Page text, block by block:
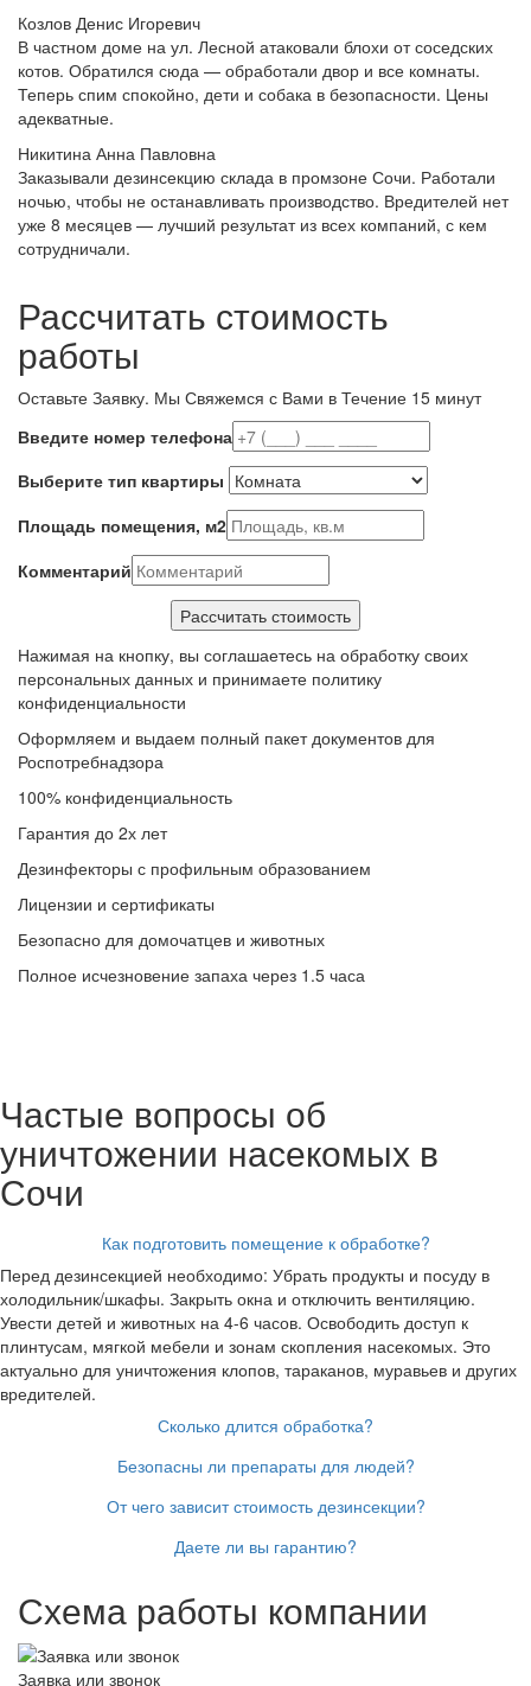
Козлов Денис Игоревич
В частном доме на ул. Лесной атаковали блохи от соседских
котов. Обратился сюда — обработали двор и все комнаты.
Теперь спим спокойно, дети и собака в безопасности. Цены
адекватные.
Никитина Анна Павловна
Заказывали дезинсекцию склада в промзоне Сочи. Работали
ночью, чтобы не останавливать производство. Вредителей нет
уже 8 месяцев — лучший результат из всех компаний, с кем
сотрудничали.
Рассчитать стоимость
работы
Оставьте Заявку. Мы Свяжемся с Вами в Течение 15 минут
Введите номер телефона
Выберите тип квартиры
Площадь помещения, м2
Комментарий
Нажимая на кнопку, вы соглашаетесь на обработку своих
персональных данных и принимаете политику
конфиденциальности
Оформляем и выдаем полный пакет документов для
Роспотребнадзора
100% конфиденциальность
Гарантия до 2х лет
Дезинфекторы с профильным образованием
Лицензии и сертификаты
Безопасно для домочатцев и животных
Полное исчезновение запаха через 1.5 часа
Частые вопросы об
уничтожении насекомых в
Сочи
Как подготовить помещение к обработке?
Перед дезинсекцией необходимо: Убрать продукты и посуду в
холодильник/шкафы. Закрыть окна и отключить вентиляцию.
Увести детей и животных на 4-6 часов. Освободить доступ к
плинтусам, мягкой мебели и зонам скопления насекомых. Это
актуально для уничтожения клопов, тараканов, муравьев и других
вредителей.
Сколько длится обработка?
Безопасны ли препараты для людей?
От чего зависит стоимость дезинсекции?
Даете ли вы гарантию?
Схема работы компании
Заявка или звонок